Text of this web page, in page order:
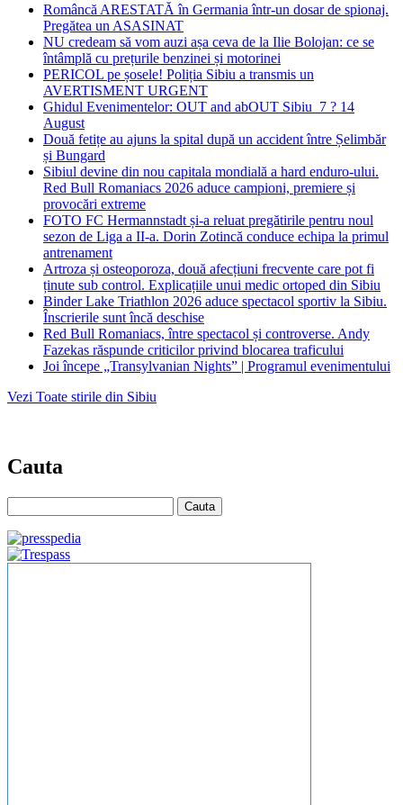
Româncă ARESTATĂ în Germania într-un dosar de spionaj.
Pregătea un ASASINAT
NU credeam să vom auzi așa ceva de la Ilie Bolojan: ce se
întâmplă cu prețurile benzinei și motorinei
PERICOL pe șosele! Poliția Sibiu a transmis un
AVERTISMENT URGENT
Ghidul Evenimentelor: OUT and abOUT Sibiu 7 ? 14
August
Două fetițe au ajuns la spital după un accident între Șelimbăr
și Bungard
Sibiul devine din nou capitala mondială a hard enduro-ului.
Red Bull Romaniacs 2026 aduce campioni, premiere și
provocări extreme
FOTO FC Hermannstadt și-a reluat pregătirile pentru noul
sezon de Liga a II-a. Dorin Zotincă conduce echipa la primul
antrenament
Artroza și osteoporoza, două afecțiuni frecvente care pot fi
ținute sub control. Explicațiile unui medic ortoped din Sibiu
Binder Lake Triathlon 2026 aduce spectacol sportiv la Sibiu.
Înscrierile sunt încă deschise
Red Bull Romaniacs, între spectacol și controverse. Andy
Fazekas răspunde criticilor privind blocarea traficului
Joi începe „Transylvanian Nights” | Programul evenimentului
Vezi Toate stirile din Sibiu
Cauta